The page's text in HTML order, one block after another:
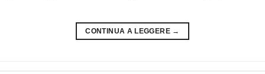
CONTINUA A LEGGERE →